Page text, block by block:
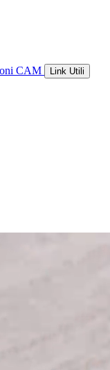
CAM Link Utili